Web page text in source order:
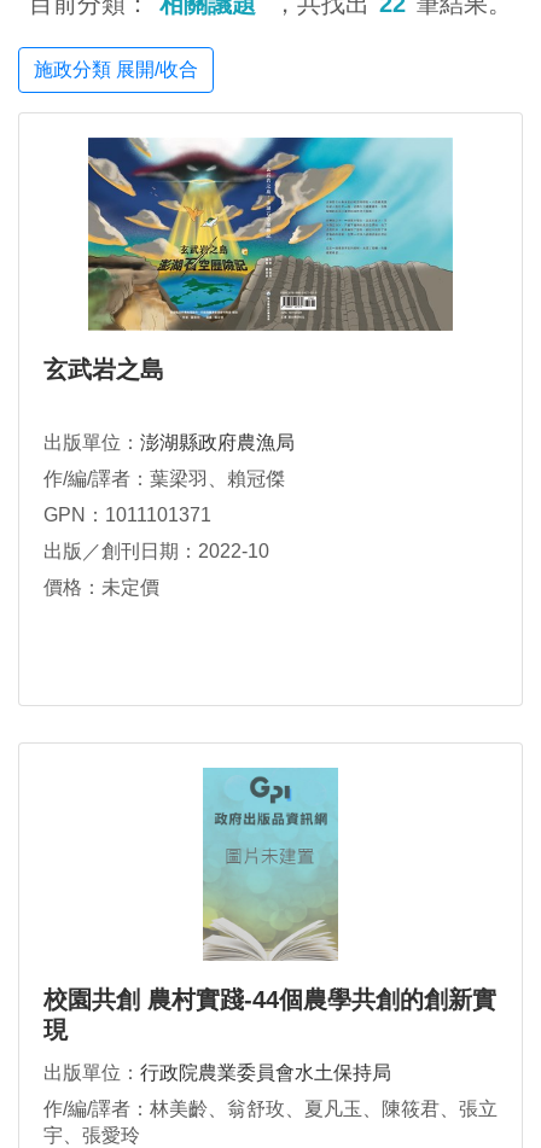
施政分類 展開/收合
玄武岩之島
出版單位： 澎湖縣政府農漁局
作/編/譯者：葉梁羽、賴冠傑
GPN：1011101371
出版／創刊日期：2022-10
價格：未定價
校園共創 農村實踐-44個農學共創的創新實
現
出版單位： 行政院農業委員會水土保持局
作/編/譯者：林美齡、翁舒玫、夏凡玉、陳筱君、張立
宇、張愛玲